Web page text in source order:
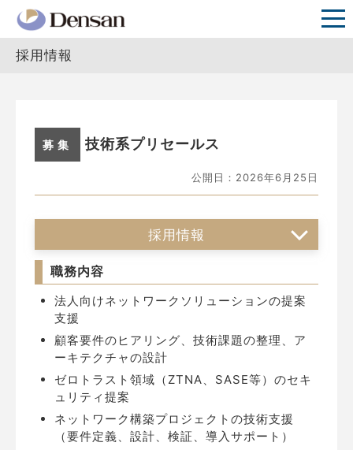
採用情報
技術系プリセールス
公開日：2026年6月25日
採用情報
職務内容
法人向けネットワークソリューションの提案
支援
顧客要件のヒアリング、技術課題の整理、ア
ーキテクチャの設計
ゼロトラスト領域（ZTNA、SASE等）のセキ
ュリティ提案
ネットワーク構築プロジェクトの技術支援
（要件定義、設計、検証、導入サポート）